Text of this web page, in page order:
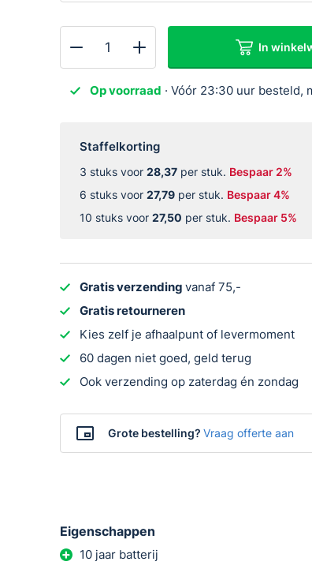
FireAngel
630
In
Op voorraad · Vóór 23:30 uur besteld,
Staffelkorting
3 stuks voor 28,37 per stuk. Bespaar 2%
6 stuks voor 27,79 per stuk. Bespaar 4%
10 stuks voor 27,50 per stuk. Bespaar 5%
Gratis verzending vanaf 75,-
Gratis retourneren
Kies zelf je afhaalpunt of levermoment
60 dagen niet goed, geld terug
Ook verzending op zaterdag én zondag
Grote bestelling? Vraag offerte aan
Eigenschappen
10 jaar batterij